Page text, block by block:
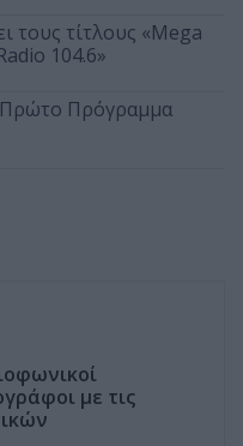
τους τίτλους «Mega
104.6»
Πρώτο Πρόγραμμα
με τις